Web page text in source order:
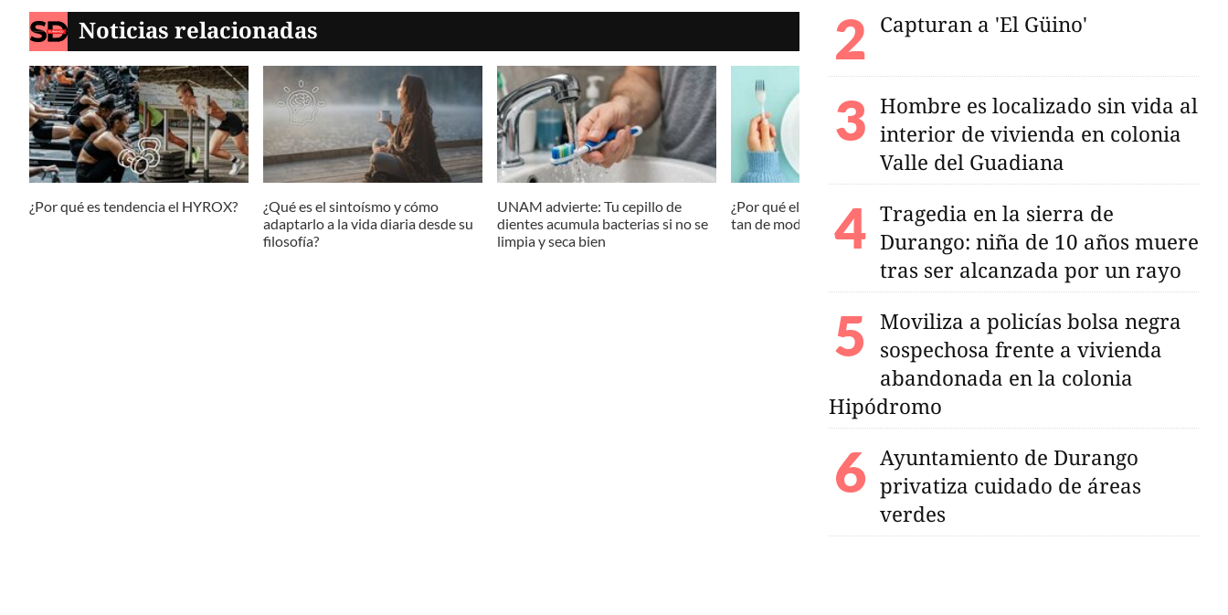
Noticias relacionadas
¿Por qué es tendencia el HYROX?
¿Qué es el sintoísmo y cómo
adaptarlo a la vida diaria desde su
filosofía?
UNAM advierte: Tu cepillo de
dientes acumula bacterias si no se
limpia y seca bien
¿Por qué el ayuno circadiano está
tan de moda?
Capturan a 'El Güino'
Hombre es localizado sin vida al
interior de vivienda en colonia
Valle del Guadiana
Tragedia en la sierra de
Durango: niña de 10 años muere
tras ser alcanzada por un rayo
Moviliza a policías bolsa negra
sospechosa frente a vivienda
abandonada en la colonia
Hipódromo
Ayuntamiento de Durango
privatiza cuidado de áreas
verdes